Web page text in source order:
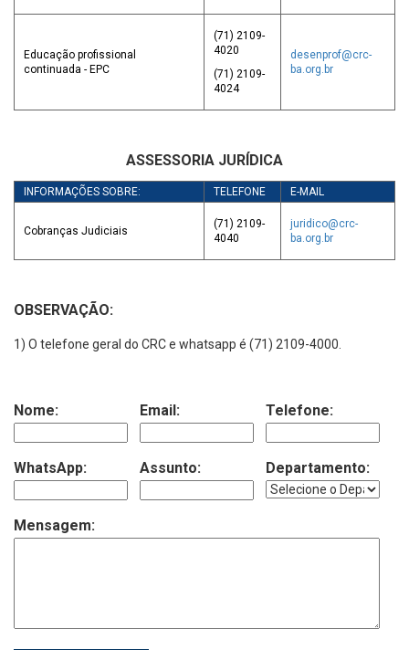
Educação profissional
continuada - EPC
(71) 2109-
4020
(71) 2109-
4024
desenprof@crc-
ba.org.br
ASSESSORIA JURÍDICA
INFORMAÇÕES SOBRE: TELEFONE E-MAIL
Cobranças Judiciais
(71) 2109-
4040
juridico@crc-
ba.org.br
OBSERVAÇÃO:
1) O telefone geral do CRC e whatsapp é (71) 2109-4000.
Nome: Email: Telefone:
WhatsApp: Assunto: Departamento:
Mensagem: